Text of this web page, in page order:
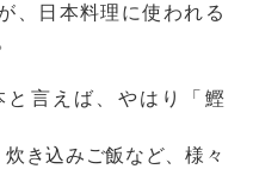
、日本料理に使われる
と言えば、やはり「鰹
き込みご飯など、様々